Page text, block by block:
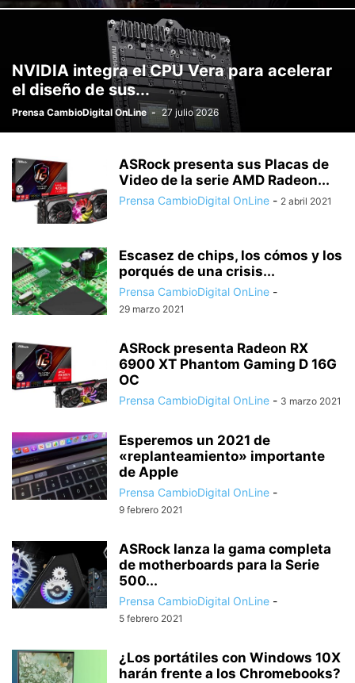
NVIDIA integra el CPU Vera para acelerar
el diseño de sus...
Prensa CambioDigital OnLine - 27 julio 2026
ASRock presenta sus Placas de
Video de la serie AMD Radeon...
Prensa CambioDigital OnLine - 2 abril 2021
Escasez de chips, los cómos y los
porqués de una crisis...
Prensa CambioDigital OnLine -
29 marzo 2021
ASRock presenta Radeon RX
6900 XT Phantom Gaming D 16G
OC
Prensa CambioDigital OnLine - 3 marzo 2021
Esperemos un 2021 de
«replanteamiento» importante
de Apple
Prensa CambioDigital OnLine -
9 febrero 2021
ASRock lanza la gama completa
de motherboards para la Serie
500...
Prensa CambioDigital OnLine -
5 febrero 2021
¿Los portátiles con Windows 10X
harán frente a los Chromebooks?